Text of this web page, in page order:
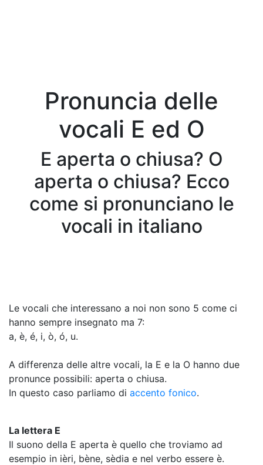
Pronuncia delle
vocali E ed O
E aperta o chiusa? O
aperta o chiusa? Ecco
come si pronunciano le
vocali in italiano
Le vocali che interessano a noi non sono 5 come ci
hanno sempre insegnato ma 7:
a, è, é, i, ò, ó, u.
A differenza delle altre vocali, la E e la O hanno due
pronunce possibili: aperta o chiusa.
In questo caso parliamo di accento fonico.
La lettera E
Il suono della E aperta è quello che troviamo ad
esempio in ièri, bène, sèdia e nel verbo essere è.